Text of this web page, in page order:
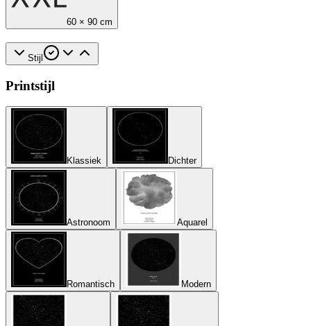
60 × 90 cm
Stijl
Printstijl
Klassiek Dichter
Astronoom Aquarel
Romantisch Modern